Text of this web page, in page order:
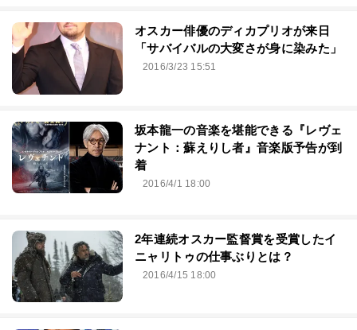
オスカー俳優のディカプリオが来日
「サバイバルの大変さが身に染みた」
2016/3/23 15:51
坂本龍一の音楽を堪能できる『レヴェ
ナント：蘇えりし者』音楽版予告が到
着
2016/4/1 18:00
2年連続オスカー監督賞を受賞したイ
ニャリトゥの仕事ぶりとは？
2016/4/15 18:00